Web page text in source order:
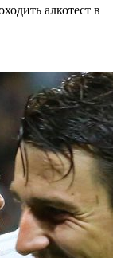
алкотест в